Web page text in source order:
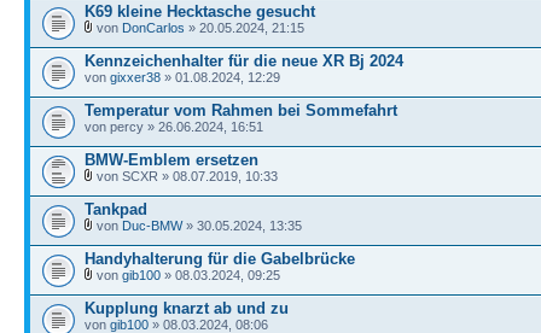
K69 kleine Hecktasche gesucht
von DonCarlos » 20.05.2024, 21:15
Kennzeichenhalter für die neue XR Bj 2024
von gixxer38 » 01.08.2024, 12:29
Temperatur vom Rahmen bei Sommefahrt
von percy » 26.06.2024, 16:51
BMW-Emblem ersetzen
von SCXR » 08.07.2019, 10:33
Tankpad
von Duc-BMW» 30.05.2024, 13:35
Handyhalterung für die Gabelbrücke
von gib100 » 08.03.2024, 09:25
Kupplung knarzt ab und zu
von gib100 » 08.03.2024, 08:06